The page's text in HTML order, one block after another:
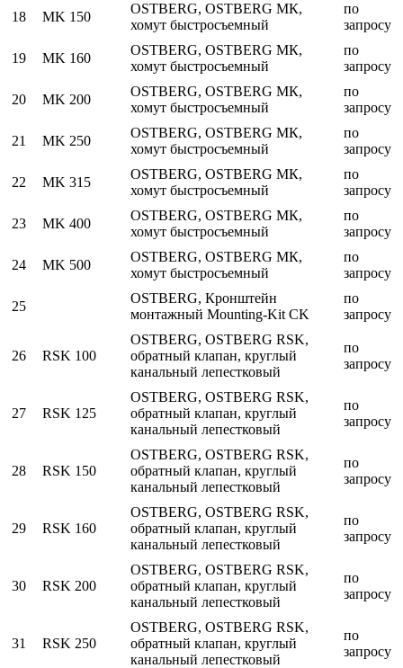
18 MK 150
OSTBERG, OSTBERG МК,
хомут быстросъемный
по
запросу
19 MK 160
OSTBERG, OSTBERG МК,
хомут быстросъемный
по
запросу
20 MK 200
OSTBERG, OSTBERG МК,
хомут быстросъемный
по
запросу
21 MK 250
OSTBERG, OSTBERG МК,
хомут быстросъемный
по
запросу
22 MK 315
OSTBERG, OSTBERG МК,
хомут быстросъемный
по
запросу
23 MK 400
OSTBERG, OSTBERG МК,
хомут быстросъемный
по
запросу
24 MK 500
OSTBERG, OSTBERG МК,
хомут быстросъемный
по
запросу
25
OSTBERG, Кронштейн
монтажный Mounting-Kit CK
по
запросу
26 RSK 100
OSTBERG, OSTBERG RSK,
обратный клапан, круглый
канальный лепестковый
по
запросу
27 RSK 125
OSTBERG, OSTBERG RSK,
обратный клапан, круглый
канальный лепестковый
по
запросу
28 RSK 150
OSTBERG, OSTBERG RSK,
обратный клапан, круглый
канальный лепестковый
по
запросу
29 RSK 160
OSTBERG, OSTBERG RSK,
обратный клапан, круглый
канальный лепестковый
по
запросу
30 RSK 200
OSTBERG, OSTBERG RSK,
обратный клапан, круглый
канальный лепестковый
по
запросу
31 RSK 250
OSTBERG, OSTBERG RSK,
обратный клапан, круглый
канальный лепестковый
по
запросу